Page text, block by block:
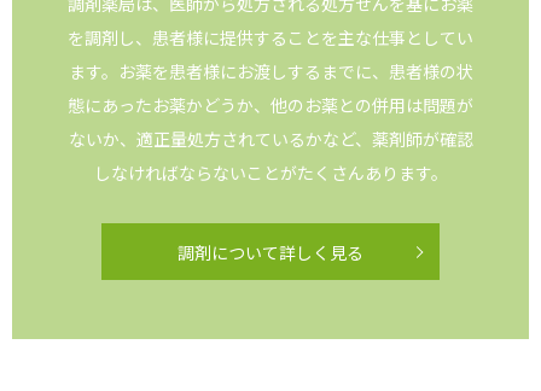
を調剤し、患者様に提供することを主な仕事としてい
ます。お薬を患者様にお渡しするまでに、患者様の状
態にあったお薬かどうか、他のお薬との併用は問題が
ないか、適正量処方されているかなど、薬剤師が確認
しなければならないことがたくさんあります。
調剤について詳しく見る